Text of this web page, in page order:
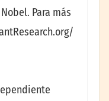
Para más